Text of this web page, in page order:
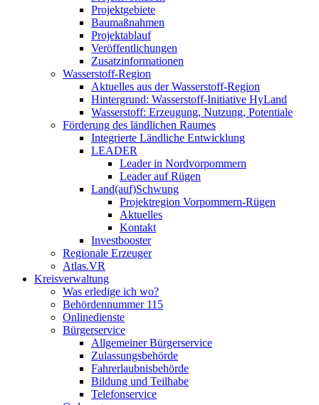
Projektgebiete
Baumaßnahmen
Projektablauf
Veröffentlichungen
Zusatzinformationen
Wasserstoff-Region
Aktuelles aus der Wasserstoff-Region
Hintergrund: Wasserstoff-Initiative HyLand
Wasserstoff: Erzeugung, Nutzung, Potentiale
Förderung des ländlichen Raumes
Integrierte Ländliche Entwicklung
LEADER
Leader in Nordvorpommern
Leader auf Rügen
Land(auf)Schwung
Projektregion Vorpommern-Rügen
Aktuelles
Kontakt
Investbooster
Regionale Erzeuger
Atlas.VR
Kreisverwaltung
Was erledige ich wo?
Behördennummer 115
Onlinedienste
Bürgerservice
Allgemeiner Bürgerservice
Zulassungsbehörde
Fahrerlaubnisbehörde
Bildung und Teilhabe
Telefonservice